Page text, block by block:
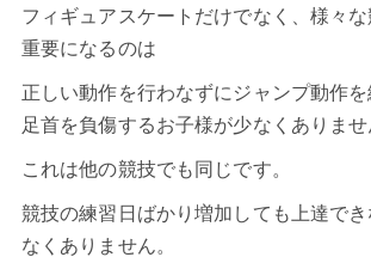
フィギュアスケートだけでなく、様々
重要になるのは
正しい動作を行わなずにジャンプ動作
足首を負傷するお子様が少なくありませ
これは他の競技でも同じです。
競技の練習日ばかり増加しても上達で
なくありません。